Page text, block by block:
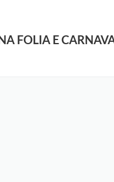
FOLIA E